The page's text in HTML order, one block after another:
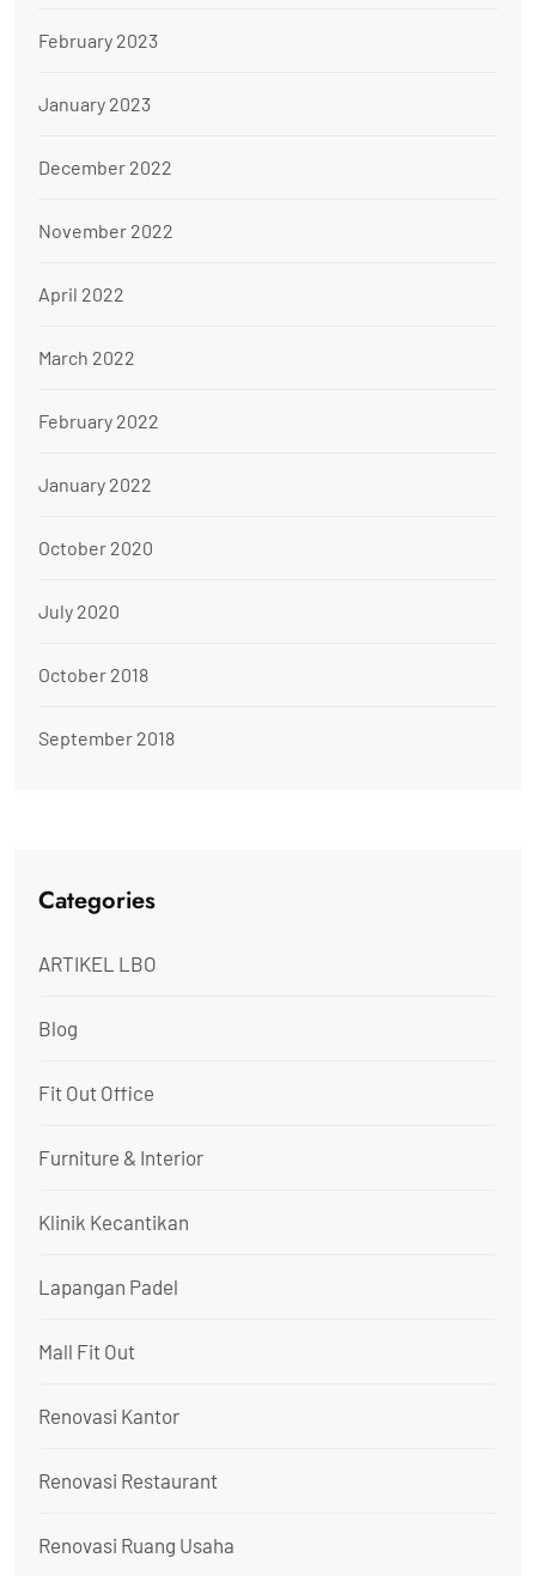
February 2023
January 2023
December 2022
November 2022
April 2022
March 2022
February 2022
January 2022
October 2020
July 2020
October 2018
September 2018
Categories
ARTIKEL LBO
Blog
Fit Out Office
Furniture & Interior
Klinik Kecantikan
Lapangan Padel
Mall Fit Out
Renovasi Kantor
Renovasi Restaurant
Renovasi Ruang Usaha